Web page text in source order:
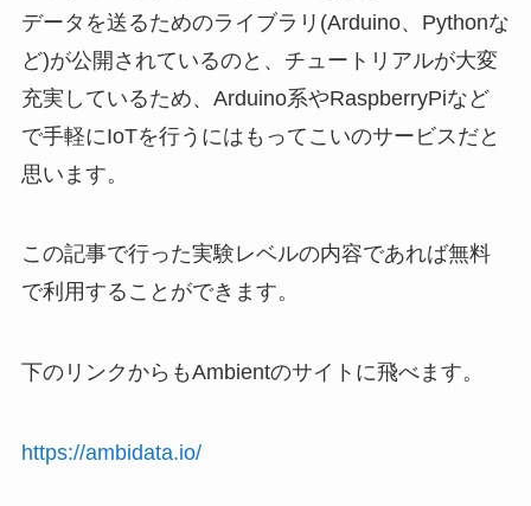
データを送るためのライブラリ(Arduino、Pythonな
ど)が公開されているのと、 チュートリアルが大変
充実しているため、Arduino系やRaspberryPiなど
で手軽にIoTを行うにはもってこいのサービス だと
思います。
この記事で行った実験レベルの内容であれば無料
で利用することができます。
下のリンクからもAmbientのサイトに飛べます。
https://ambidata.io/